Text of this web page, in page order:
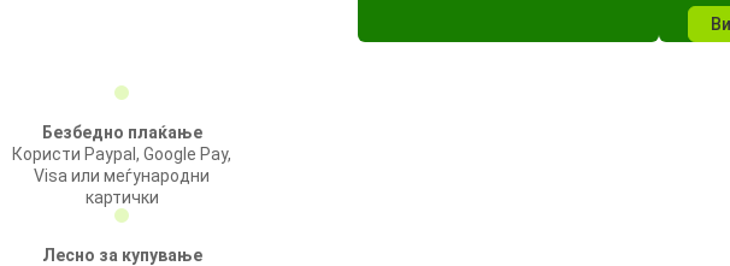
Безбедно плаќање
Користи Paypal, Google Pay,
Visa или меѓународни
картички
Лесно за купување